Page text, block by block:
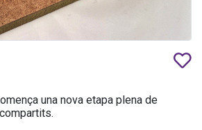
una nova etapa plena de